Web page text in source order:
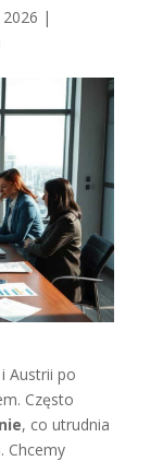
|
Austrii po
Często
, co utrudnia
Chcemy